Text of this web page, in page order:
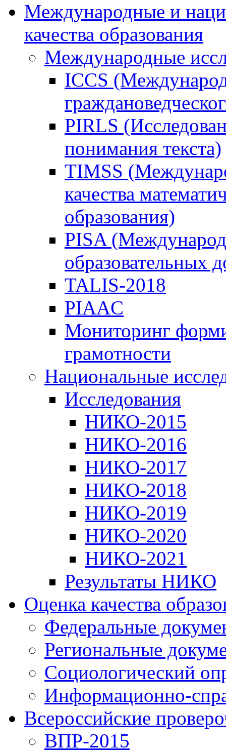
Международные и
качества образования
Международные
ICCS
PIRLS
понимания текста)
TIMSS
качества
образования)
PISA
образовательных
TALIS-2018
PIAAC
Мониторинг
грамотности
Национальные
Исследования
НИКО-2015
НИКО-2016
НИКО-2017
НИКО-2018
НИКО-2019
НИКО-2020
НИКО-2021
Результаты НИКО
Оценка качества
Федеральные
Региональные
Социологический
Информационно-
Всероссийские
ВПР-2015